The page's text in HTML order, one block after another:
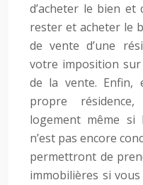
d’acheter le bien et
rester et acheter le
de vente d’une
votre imposition
de la vente. Enfin,
propre
logement même
n’est pas encore
permettront de
immobilières si